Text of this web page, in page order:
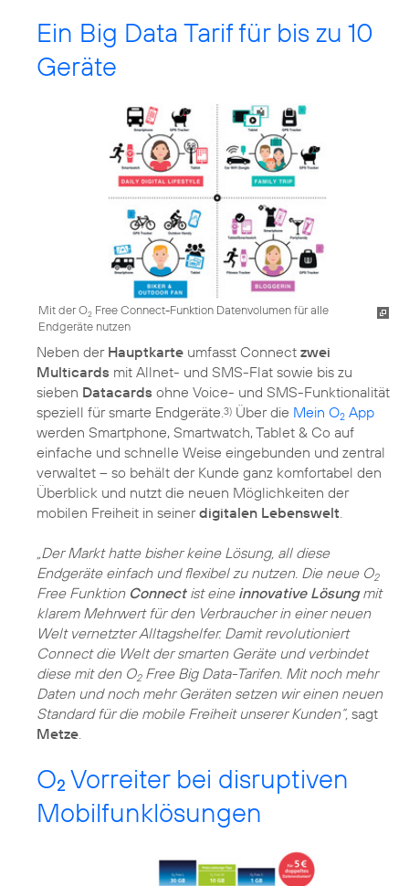
Ein Big Data Tarif für bis zu 10
Geräte
Mit der O2 Free Connect-Funktion Datenvolumen für alle
Endgeräte nutzen
Neben der Hauptkarte umfasst Connect zwei
Multicards mit Allnet- und SMS-Flat sowie bis zu
sieben Datacards ohne Voice- und SMS-Funktionalität
speziell für smarte Endgeräte. 3) Über die Mein O2 App
werden Smartphone, Smartwatch, Tablet & Co auf
einfache und schnelle Weise eingebunden und zentral
verwaltet – so behält der Kunde ganz komfortabel den
Überblick und nutzt die neuen Möglichkeiten der
mobilen Freiheit in seinerdigitalen Lebenswelt
„Der Markt hatte bisher keine Lösung, all diese
Endgeräte einfach und flexibel zu nutzen. Die neue O2
Free Funktion Connectist eine innovative Lösungmit
klarem Mehrwert für den Verbraucher in einer neuen
Welt vernetzter Alltagshelfer. Damit revolutioniert
Connect die Welt der smarten Geräte und verbindet
diese mit den O2Free Big Data-Tarifen. Mit noch mehr
Daten und noch mehr Geräten setzen wir einen neuen
Standard für die mobile Freiheit unserer Kunden“, sagt
Metze
O2 Vorreiter bei disruptiven
Mobilfunklösungen